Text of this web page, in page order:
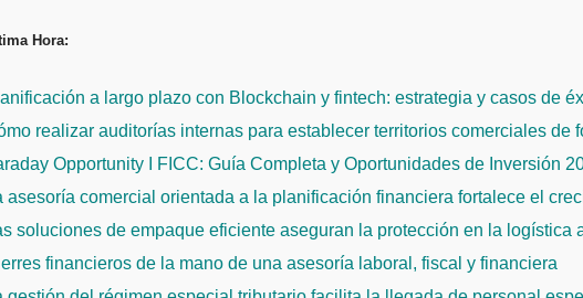
al
Hora:
a largo plazo con Blockchain y fintech: estrategia y casos de
realizar auditorías internas para establecer territorios comerciales de
Opportunity I FICC: Guía Completa y Oportunidades de Inversión
asesoría comercial orientada a la planificación financiera fortalece el
soluciones de empaque eficiente aseguran la protección en la logística
financieros de la mano de una asesoría laboral, fiscal y financiera